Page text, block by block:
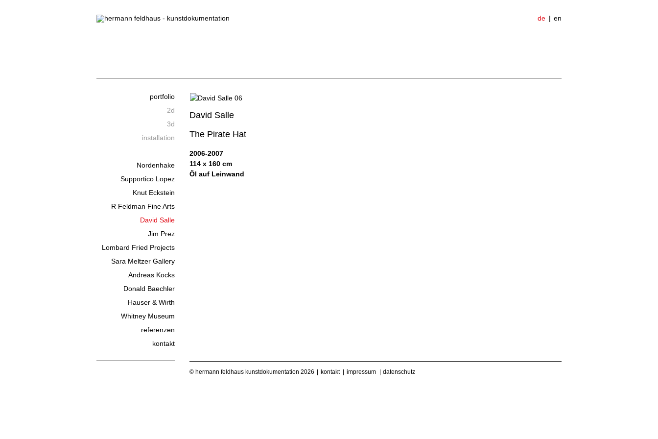
de en
portfolio
2d
3d
installation
Nordenhake
Supportico Lopez
Knut Eckstein
R Feldman Fine Arts
David Salle
Jim Prez
Lombard Fried Projects
Sara Meltzer Gallery
Andreas Kocks
Donald Baechler
Hauser & Wirth
Whitney Museum
referenzen
kontakt
David Salle
The Pirate Hat
2006-2007
114 x 160 cm
Öl auf Leinwand
© hermann feldhaus kunstdokumentation 2026 kontakt impressum datenschutz